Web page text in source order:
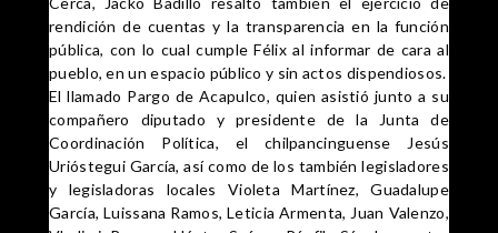
rendición de cuentas y la transparencia en la función
pública, con lo cual cumple Félix al informar de cara al
pueblo, en un espacio público y sin actos dispendiosos.
El llamado Pargo de Acapulco, quien asistió junto a su
compañero diputado y presidente de la Junta de
Coordinación Política, el chilpancinguense Jesús
Urióstegui García, así como de los también legisladores
y legisladoras locales Violeta Martínez, Guadalupe
García, Luissana Ramos, Leticia Armenta, Juan Valenzo,